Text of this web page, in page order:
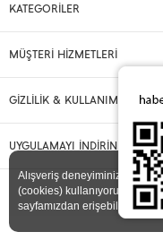
KATEGORİLER
MÜŞTERİ HİZMETLERİ
GİZLİLİK & KULLANIM
UYGULAMAYI İNDİRİN
Alışveriş deneyiminizi
(cookies) kullanıyoruz.
sayfamızdan erişebilirsiniz.